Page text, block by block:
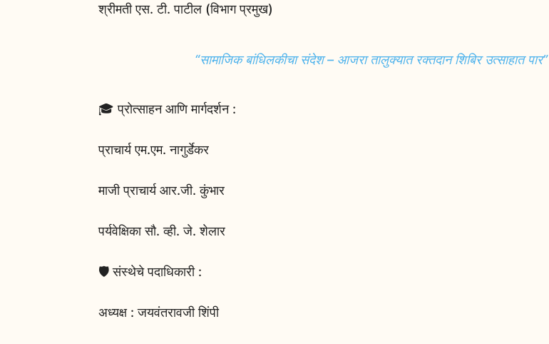
श्रीमती एस. टी. पाटील (विभाग प्रमुख)
“सामाजिक बांधिलकीचा संदेश – आजरा तालुक्यात रक्तदान शिबिर उत्साहात पार”
🎓 प्रोत्साहन आणि मार्गदर्शन :
प्राचार्य एम.एम. नागुर्डेकर
माजी प्राचार्य आर.जी. कुंभार
पर्यवेक्षिका सौ. व्ही. जे. शेलार
🛡️ संस्थेचे पदाधिकारी :
अध्यक्ष : जयवंतरावजी शिंपी